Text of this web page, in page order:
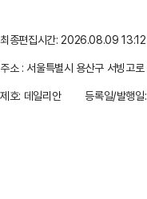
최종편집시간: 2026.08.09 13:12
주소 : 서울특별시 용산구 서빙고
제호: 데일리안
등록일/발행